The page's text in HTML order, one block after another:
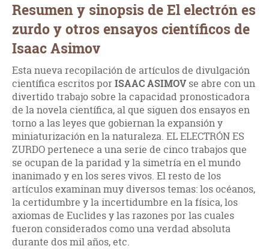
Resumen y sinopsis de El electrón es
zurdo y otros ensayos científicos de
Isaac Asimov
Esta nueva recopilación de artículos de divulgación
científica escritos por ISAAC ASIMOVse abre con un
divertido trabajo sobre la capacidad pronosticadora
de la novela científica, al que siguen dos ensayos en
torno a las leyes que gobiernan la expansión y
miniaturización en la naturaleza. EL ELECTRÓN ES
ZURDO pertenece a una serie de cinco trabajos que
se ocupan de la paridad y la simetría en el mundo
inanimado y en los seres vivos. El resto de los
artículos examinan muy diversos temas: los océanos,
la certidumbre y la incertidumbre en la física, los
axiomas de Euclides y las razones por las cuales
fueron considerados como una verdad absoluta
durante dos mil años, etc.